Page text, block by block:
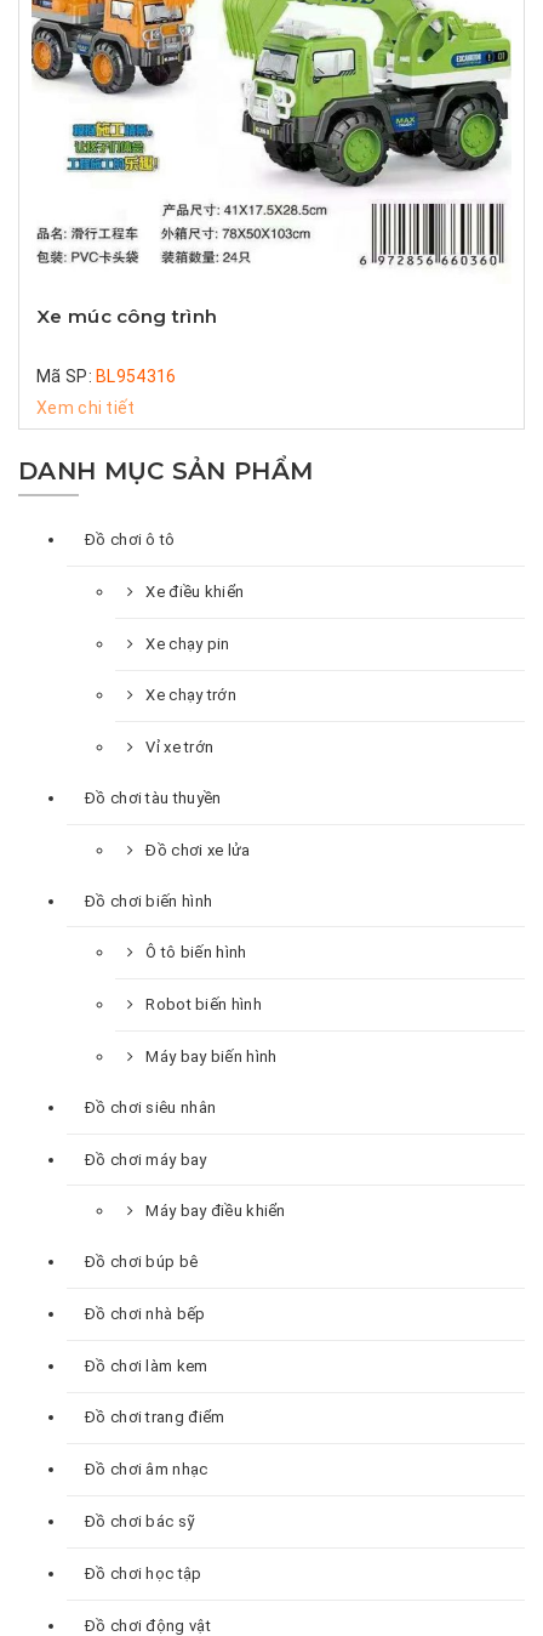
Xe múc công trình
Mã SP: BL954316
Xem chi tiết
DANH MỤC SẢN PHẨM
Đồ chơi ô tô
Xe điều khiển
Xe chạy pin
Xe chạy trớn
Vỉ xe trớn
Đồ chơi tàu thuyền
Đồ chơi xe lửa
Đồ chơi biến hình
Ô tô biến hình
Robot biến hình
Máy bay biến hình
Đồ chơi siêu nhân
Đồ chơi máy bay
Máy bay điều khiển
Đồ chơi búp bê
Đồ chơi nhà bếp
Đồ chơi làm kem
Đồ chơi trang điểm
Đồ chơi âm nhạc
Đồ chơi bác sỹ
Đồ chơi học tập
Đồ chơi động vật